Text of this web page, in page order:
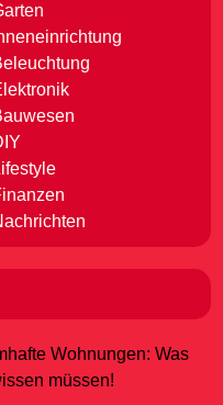
Wohnungen: Was
müssen!